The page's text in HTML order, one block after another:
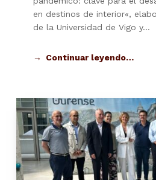
en destinos de interior«,
de la Universidad de Vigo y…
Continuar leyendo…